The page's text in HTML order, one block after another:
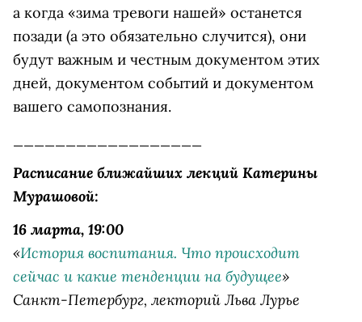
а когда «зима тревоги нашей» останется
позади (а это обязательно случится), они
будут важным и честным документом этих
дней, документом событий и документом
вашего самопознания.
Расписание ближайших лекций Катерины
Мурашовой:
16 марта, 19:00
«История воспитания. Что происходит
сейчас и какие тенденции на будущее»
Санкт-Петербург, лекторий Льва Лурье